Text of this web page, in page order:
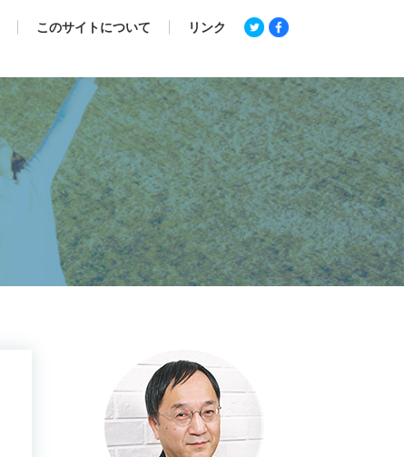
このサイトについて リンク